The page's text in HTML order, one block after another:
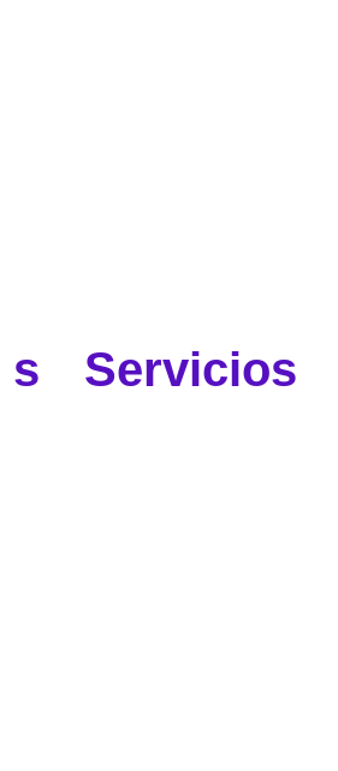
Servicios